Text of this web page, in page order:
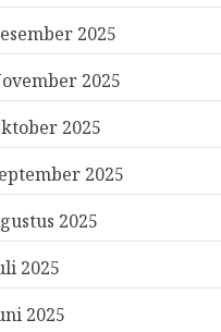
2025
2025
2025
2025
2025
2025
2025